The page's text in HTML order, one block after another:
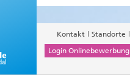
Kontakt Standorte
Login Onlinebewerbung